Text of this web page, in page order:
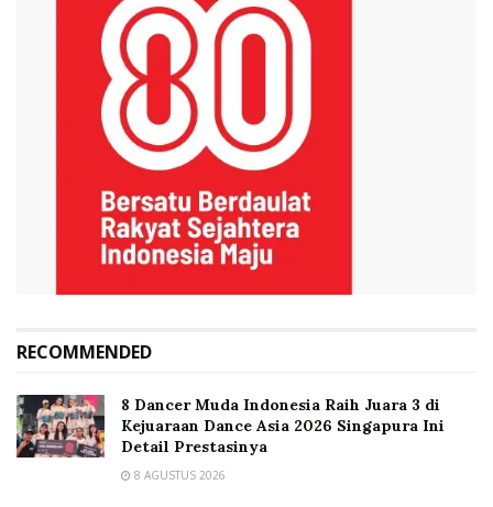
RECOMMENDED
8 Dancer Muda Indonesia Raih Juara 3 di
Kejuaraan Dance Asia 2026 Singapura Ini
Detail Prestasinya
8 AGUSTUS 2026